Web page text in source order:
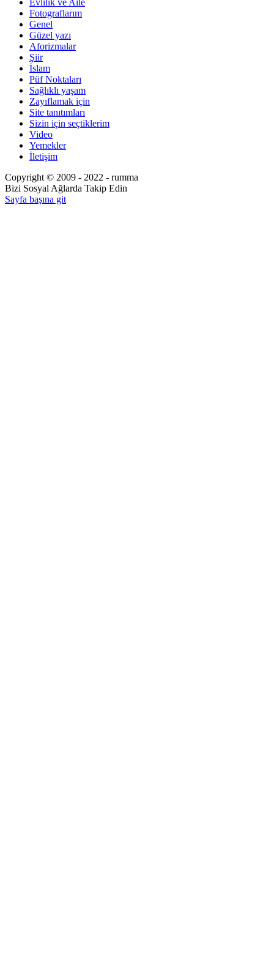
Evlilik ve Aile
Fotograflarım
Genel
Güzel yazı
Aforizmalar
Şiir
İslam
Püf Noktaları
Sağlıklı yaşam
Zayıflamak için
Site tanıtımları
Sizin için seçtiklerim
Video
Yemekler
İletişim
Copyright © 2009 - 2022 - rumma
Bizi Sosyal Ağlarda Takip Edin
Sayfa başına git